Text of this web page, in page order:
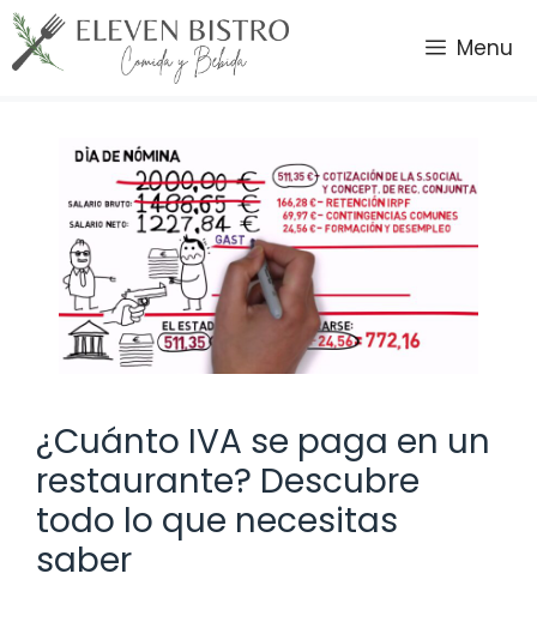
Saltar
al
contenido
Menu
¿Cuánto IVA se paga en un
restaurante? Descubre
todo lo que necesitas
saber